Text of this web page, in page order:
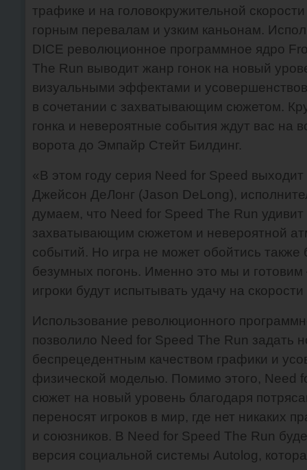
трафике и на головокружительной
горным перевалам и узким каньонам.
DICE революционное программное ядро
The Run выводит жанр гонок на новый
визуальными эффектами и
в сочетании с захватывающим сюжетом.
гонка и невероятные события ждут вас на
ворота до Эмпайр Стейт Билдинг.
«В этом году серия Need for Speed
Джейсон ДеЛонг (Jason DeLong),
думаем, что Need for Speed The Run
захватывающим сюжетом и невероятной
событий. Но игра не может обойтись также
безумных погонь. Именно это мы и готовим
игроки будут испытывать удачу на
Использование революционного
позволило Need for Speed The Run задать
беспрецедентным качеством графики и
физической моделью. Помимо этого, Need
сюжет на новый уровень благодаря
переносят игроков в мир, где нет никаких
и союзников. В Need for Speed The Run
версия социальной системы Autolog,